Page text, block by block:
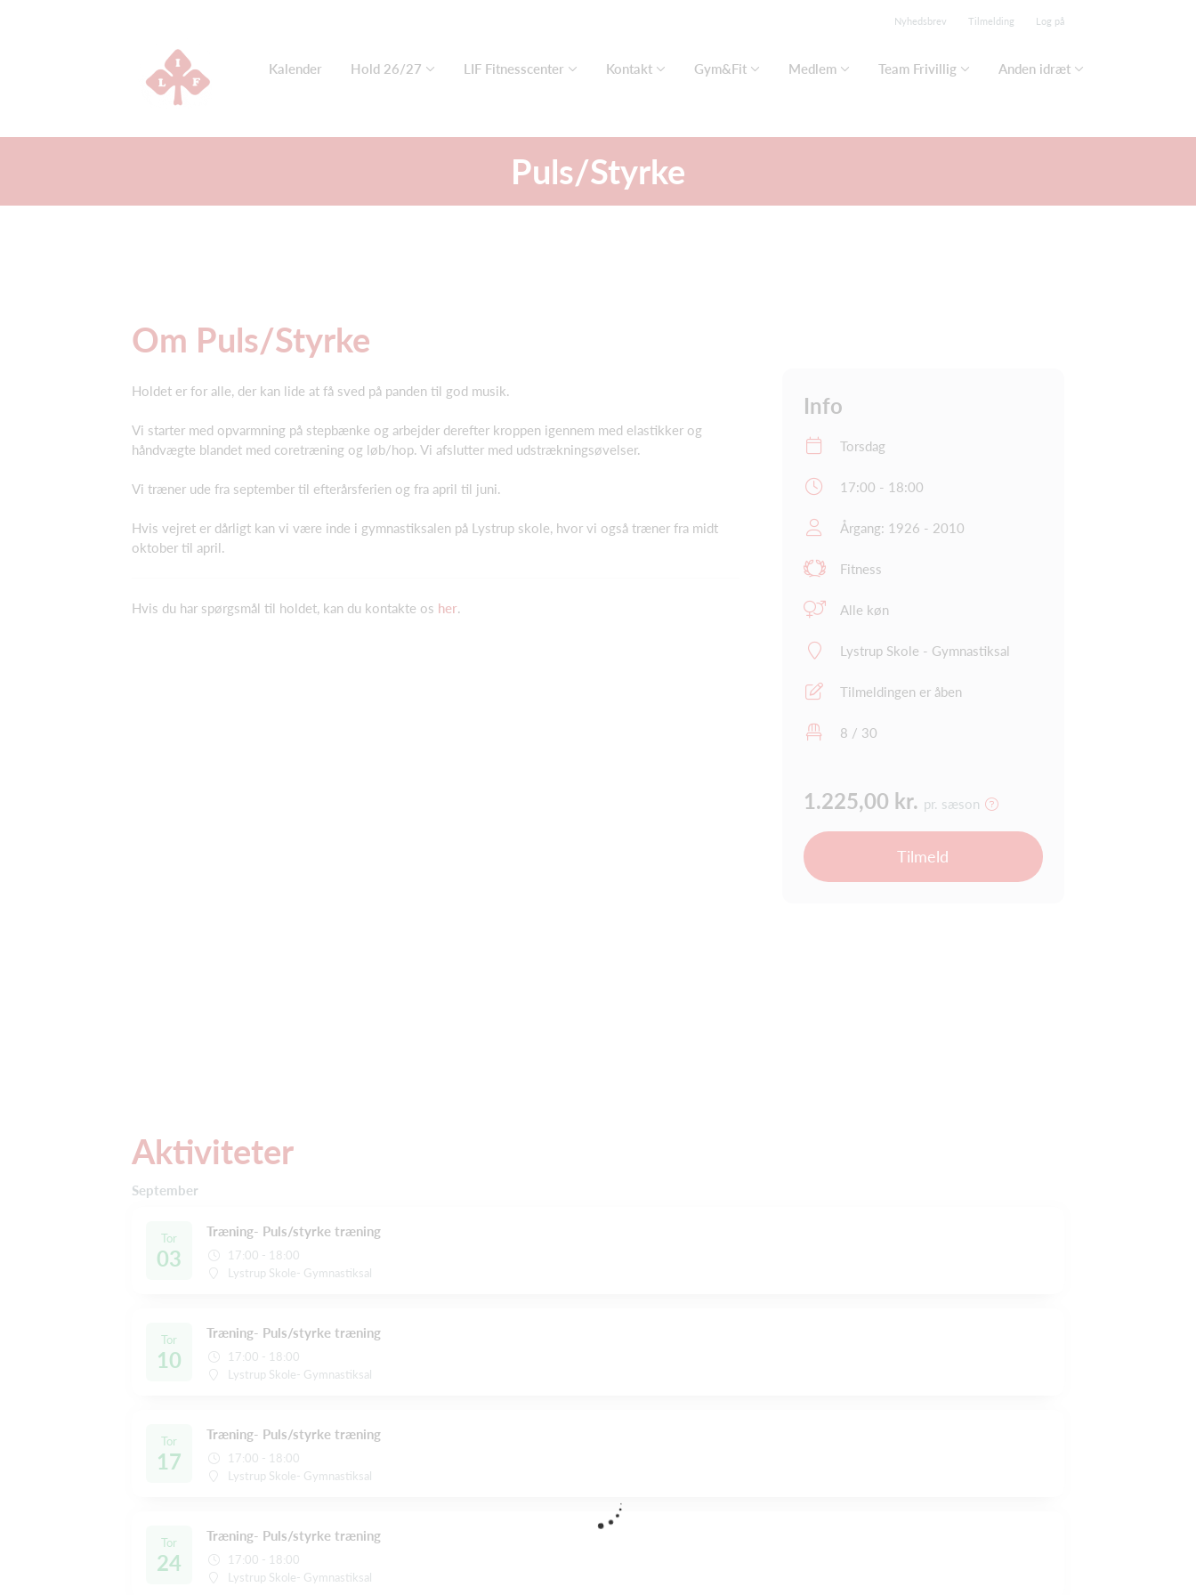
Nyhedsbrev Tilmelding Log på
Kalender Hold 26/27 LIF Fitnesscenter Kontakt Gym&Fit Medlem Team Frivillig Anden idræt
Puls/Styrke
Om Puls/Styrke
Holdet er for alle, der kan lide at få sved på panden til god musik.
Vi starter med opvarmning på stepbænke og arbejder derefter kroppen igennem med elastikker og
håndvægte blandet med coretræning og løb/hop. Vi afslutter med udstrækningsøvelser.
Vi træner ude fra september til efterårsferien og fra april til juni.
Hvis vejret er dårligt kan vi være inde i gymnastiksalen på Lystrup skole, hvor vi også træner fra midt
oktober til april.
Hvis du har spørgsmål til holdet, kan du kontakte os her.
Info
Torsdag
17:00 - 18:00
Årgang: 1926 - 2010
Fitness
Alle køn
Lystrup Skole - Gymnastiksal
Tilmeldingen er åben
8 / 30
1.225,00 kr. pr. sæson
Tilmeld
Aktiviteter
September
Tor
03
Træning- Puls/styrke træning
17:00 - 18:00
Lystrup Skole- Gymnastiksal
Tor
10
Træning- Puls/styrke træning
17:00 - 18:00
Lystrup Skole- Gymnastiksal
Tor
17
Træning- Puls/styrke træning
17:00 - 18:00
Lystrup Skole- Gymnastiksal
Tor
24
Træning- Puls/styrke træning
17:00 - 18:00
Lystrup Skole- Gymnastiksal